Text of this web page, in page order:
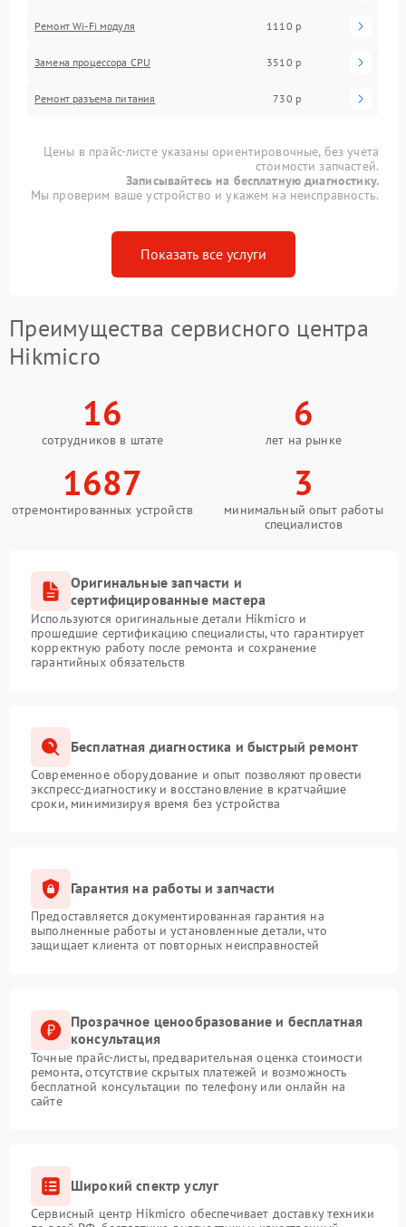
Ремонт Wi-Fi модуля 1110 р
Замена процессора CPU 3510 р
Ремонт разъема питания 730 р
Цены в прайс-листе указаны ориентировочные, без учета
стоимости запчастей.
Записывайтесь на бесплатную диагностику.
Мы проверим ваше устройство и укажем на неисправность.
Показать все услуги
Преимущества сервисного центра
Hikmicro
16
сотрудников в штате
6
лет на рынке
1687
отремонтированных устройств
3
минимальный опыт работы
специалистов
Оригинальные запчасти и
сертифицированные мастера
Используются оригинальные детали Hikmicro и
прошедшие сертификацию специалисты, что гарантирует
корректную работу после ремонта и сохранение
гарантийных обязательств
Бесплатная диагностика и быстрый ремонт
Современное оборудование и опыт позволяют провести
экспресс-диагностику и восстановление в кратчайшие
сроки, минимизируя время без устройства
Гарантия на работы и запчасти
Предоставляется документированная гарантия на
выполненные работы и установленные детали, что
защищает клиента от повторных неисправностей
Прозрачное ценообразование и бесплатная
консультация
Точные прайс-листы, предварительная оценка стоимости
ремонта, отсутствие скрытых платежей и возможность
бесплатной консультации по телефону или онлайн на
сайте
Широкий спектр услуг
Сервисный центр Hikmicro обеспечивает доставку техники